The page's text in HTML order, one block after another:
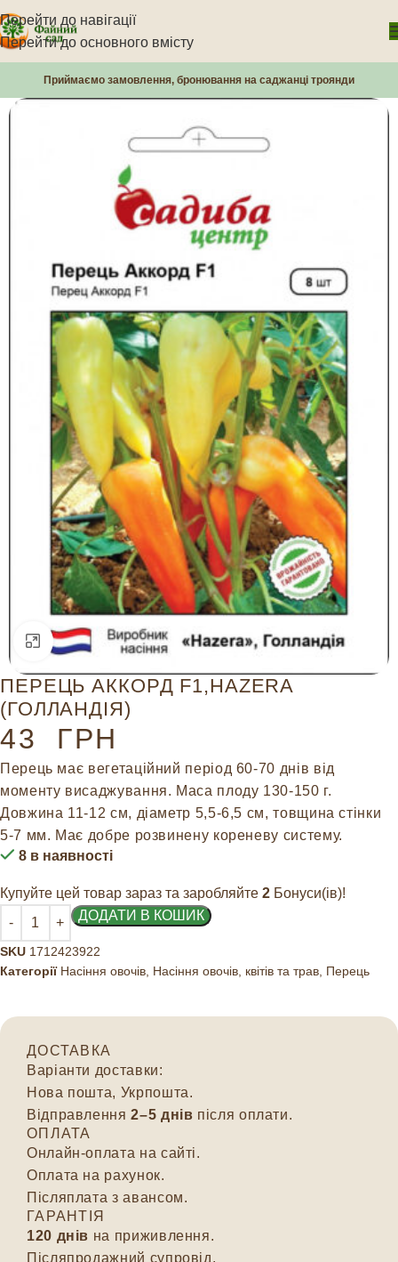
Перейти до навігації
Перейти до основного вмісту
Приймаємо замовлення, бронювання на саджанці троянди
Натисніть, щоб збільшити
ПЕРЕЦЬ АККОРД F1,HAZERA
(ГОЛЛАНДІЯ)
43 ГРН
Перець має вегетаційний період 60-70 днів від
моменту висаджування. Маса плоду 130-150 г.
Довжина 11-12 см, діаметр 5,5-6,5 см, товщина стінки
5-7 мм. Має добре розвинену кореневу систему.
8 в наявності
Купуйте цей товар зараз та заробляйте 2 Бонуси(ів)!
ДОДАТИ В КОШИК
SKU 1712423922
Категорії Насіння овочів Насіння овочів, квітів та трав Перець
ДОСТАВКА
Варіанти доставки:
Нова пошта, Укрпошта.
Відправлення2–5 днів після оплати.
ОПЛАТА
Онлайн-оплата на сайті.
Оплата на рахунок.
Післяплата з авансом.
ГАРАНТІЯ
120 днів на приживлення.
Післяпродажний супровід.